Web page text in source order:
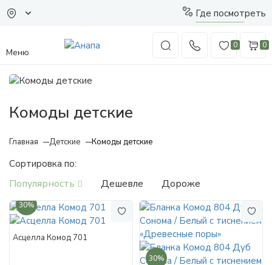
Где посмотреть
Меню
0 0
Комоды детские
Главная Детские Комоды детские
Сортировка по:
Популярность Дешевле Дороже
30%
Асцелла Комод 701
30%